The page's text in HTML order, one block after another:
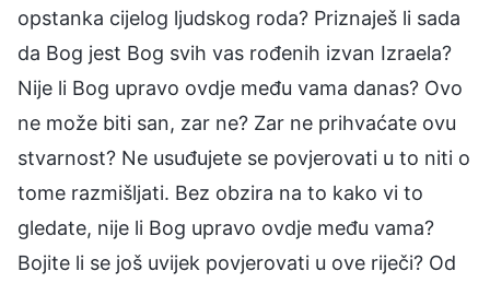
opstanka cijelog ljudskog roda? Priznaješ li sada
da Bog jest Bog svih vas rođenih izvan Izraela?
Nije li Bog upravo ovdje među vama danas? Ovo
ne može biti san, zar ne? Zar ne prihvaćate ovu
stvarnost? Ne usuđujete se povjerovati u to niti o
tome razmišljati. Bez obzira na to kako vi to
gledate, nije li Bog upravo ovdje među vama?
Bojite li se još uvijek povjerovati u ove riječi? Od